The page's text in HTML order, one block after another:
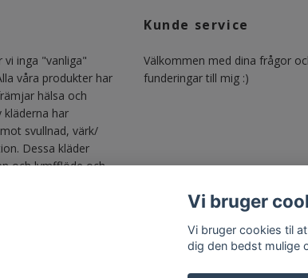
vi inga "vanliga"
våra produkter har
hälsa och
kläderna har
svullnad, värk/
Dessa kläder
och lymfflöde och
Kunde service
Välkommen med dina frågor
funderingar till mig :)
Vi bruger
Vi bruger cookies til
dig den bedst mulige